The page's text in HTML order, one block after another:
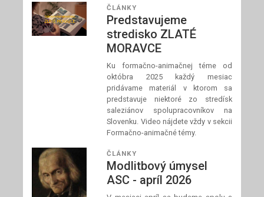
ČLÁNKY
Predstavujeme
stredisko ZLATÉ
MORAVCE
Ku formačno-animačnej téme od
októbra 2025 každý mesiac
pridávame materiál v ktorom sa
predstavuje niektoré zo stredísk
saleziánov spolupracovníkov na
Slovenku. Video nájdete vždy v sekcii
Formačno-animačné témy.
ČLÁNKY
Modlitbový úmysel
ASC - apríl 2026